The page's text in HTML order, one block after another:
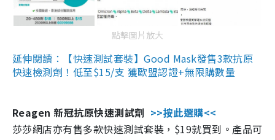
點擊圖片放大
延伸閱讀：【快速測試套裝】Good Mask發售3款抗原
快速檢測劑！低至$15/支 獲歐盟認證+無限購數量
Reagen 新冠抗原快速測試劑 >>按此選購<<
莎莎網店亦有售多款快速測試套裝，$19就買到。產品可